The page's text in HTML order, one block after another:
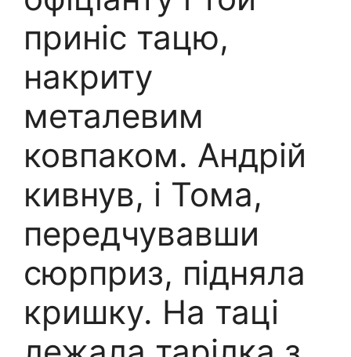
приніс тацю,
накриту
металевим
ковпаком. Андрій
кивнув, і Тома,
передчувавши
сюрприз, підняла
кришку. На таці